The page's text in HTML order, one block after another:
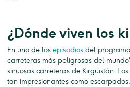
¿Dónde viven los
En uno de los episodios del
carreteras más peligrosas del
sinuosas carreteras de Kirguistán.
tan impresionantes como